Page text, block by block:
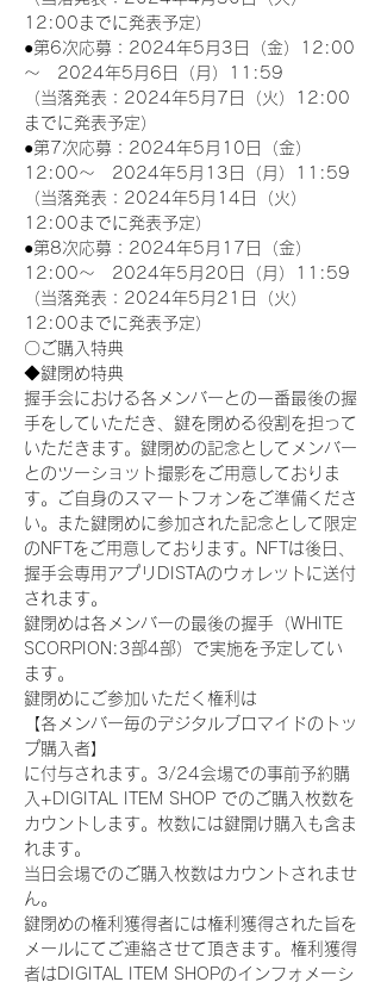
12:00までに発表予定）
●第6次応募：2024年5月3日（金）12:00
～　2024年5月6日（月）11:59
（当落発表：2024年5月7日（火）12:00
までに発表予定）
●第7次応募：2024年5月10日（金）
12:00～　2024年5月13日（月）11:59
（当落発表：2024年5月14日（火）
12:00までに発表予定）
●第8次応募：2024年5月17日（金）
12:00～　2024年5月20日（月）11:59
（当落発表：2024年5月21日（火）
12:00までに発表予定）
〇ご購入特典
◆鍵閉め特典
握手会における各メンバーとの一番最後の握
手をしていただき、鍵を閉める役割を担って
いただきます。鍵閉めの記念としてメンバー
とのツーショット撮影をご用意しておりま
す。ご自身のスマートフォンをご準備くださ
い。また鍵閉めに参加された記念として限定
のNFTをご用意しております。NFTは後日、
握手会専用アプリDISTAのウォレットに送付
されます。
鍵閉めは各メンバーの最後の握手（WHITE
SCORPION:3部4部）で実施を予定してい
ます。
鍵閉めにご参加いただく権利は
【各メンバー毎のデジタルブロマイドのトッ
プ購入者】
に付与されます。3/24会場での事前予約購
入+DIGITAL ITEM SHOP でのご購入枚数を
カウントします。枚数には鍵開け購入も含ま
れます。
当日会場でのご購入枚数はカウントされませ
ん。
鍵閉めの権利獲得者には権利獲得された旨を
メールにてご連絡させて頂きます。権利獲得
者はDIGITAL ITEM SHOPのインフォメーシ